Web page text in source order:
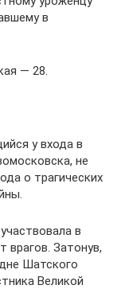
в
— 28.
у входа в
не
о трагических
в
врагов. Затонув,
Шатского
Великой